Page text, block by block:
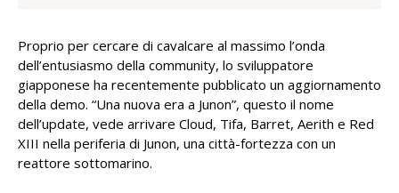
Proprio per cercare di cavalcare al massimo l’onda
dell’entusiasmo della community, lo sviluppatore
giapponese ha recentemente pubblicato un aggiornamento
della demo. “Una nuova era a Junon”, questo il nome
dell’update, vede arrivare Cloud, Tifa, Barret, Aerith e Red
XIII nella periferia di Junon, una città-fortezza con un
reattore sottomarino.